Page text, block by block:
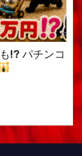
!? パチンコ